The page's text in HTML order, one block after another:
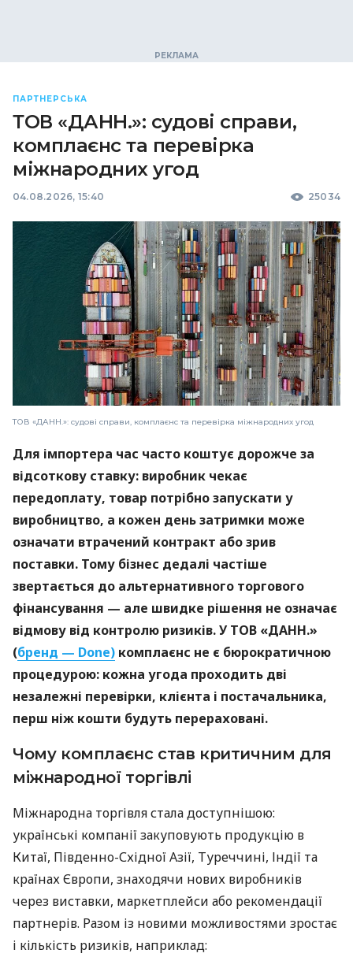
ПАРТНЕРСЬКА
ТОВ «ДАНН.»: судові справи,
комплаєнс та перевірка
міжнародних угод
04.08.2026, 15:40 25034
ТОВ «ДАНН.»: судові справи, комплаєнс та перевірка міжнародних угод
Для імпортера час часто коштує дорожче за
відсоткову ставку: виробник чекає
передоплату, товар потрібно запускати у
виробництво, а кожен день затримки може
означати втрачений контракт або зрив
поставки. Тому бізнес дедалі частіше
звертається до альтернативного торгового
фінансування — але швидке рішення не означає
відмову від контролю ризиків. У ТОВ «ДАНН.»
(бренд — Done) комплаєнс не є бюрократичною
процедурою: кожна угода проходить дві
незалежні перевірки, клієнта і постачальника,
перш ніж кошти будуть перераховані.
Чому комплаєнс став критичним для
міжнародної торгівлі
Міжнародна торгівля стала доступнішою:
українські компанії закуповують продукцію в
Китаї, Південно-Східної Азії, Туреччині, Індії та
країнах Європи, знаходячи нових виробників
через виставки, маркетплейси або рекомендації
партнерів. Разом із новими можливостями зростає
і кількість ризиків, наприклад: